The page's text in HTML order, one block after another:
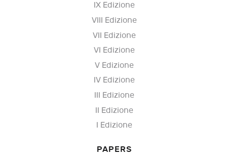
IX Edizione
VIII Edizione
VII Edizione
VI Edizione
V Edizione
IV Edizione
III Edizione
II Edizione
I Edizione
PAPERS